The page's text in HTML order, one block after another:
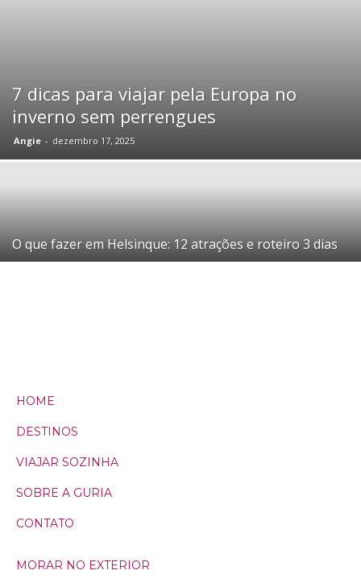
7 dicas para viajar pela Europa no
inverno sem perrengues
Angie - dezembro 17, 2025
O que fazer em Helsinque: 12 atrações e roteiro 3 dias
HOME
DESTINOS
VIAJAR SOZINHA
SOBRE A GURIA
CONTATO
MORAR NO EXTERIOR